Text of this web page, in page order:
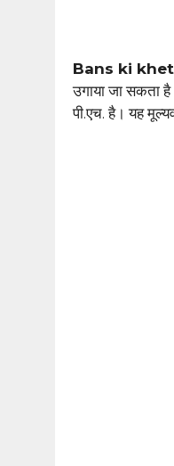
Bans ki
उगाया जा सकता
पी.एच. है। यह